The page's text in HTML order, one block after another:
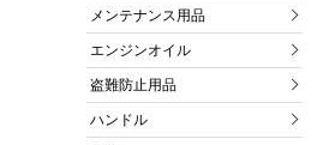
メンテナンス用品
エンジンオイル
盗難防止用品
ハンドル